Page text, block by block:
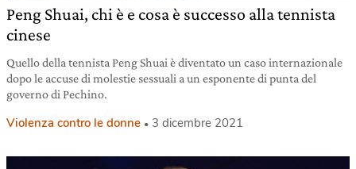
Peng Shuai, chi è e cosa è successo alla tennista
cinese
Quello della tennista Peng Shuai è diventato un caso internazionale
dopo le accuse di molestie sessuali a un esponente di punta del
governo di Pechino.
Violenza contro le donne 3 dicembre 2021